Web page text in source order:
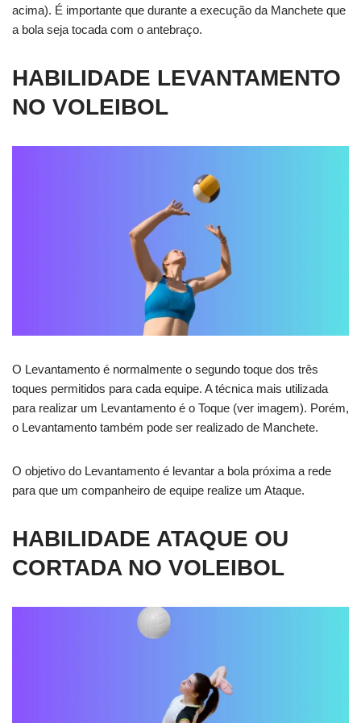
acima). É importante que durante a execução da Manchete que
a bola seja tocada com o antebraço.
HABILIDADE LEVANTAMENTO
NO VOLEIBOL
O Levantamento é normalmente o segundo toque dos três
toques permitidos para cada equipe. A técnica mais utilizada
para realizar um Levantamento é o Toque (ver imagem). Porém,
o Levantamento também pode ser realizado de Manchete.
O objetivo do Levantamento é levantar a bola próxima a rede
para que um companheiro de equipe realize um Ataque.
HABILIDADE ATAQUE OU
CORTADA NO VOLEIBOL